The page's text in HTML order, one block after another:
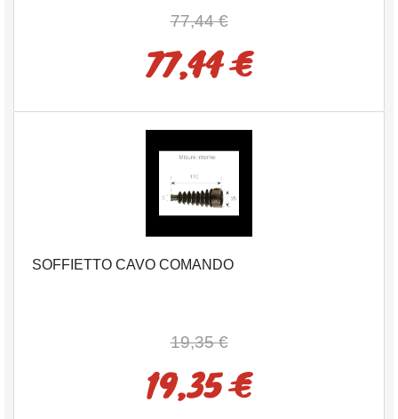
77,44 €
77,44 €
SOFFIETTO CAVO COMANDO
19,35 €
19,35 €